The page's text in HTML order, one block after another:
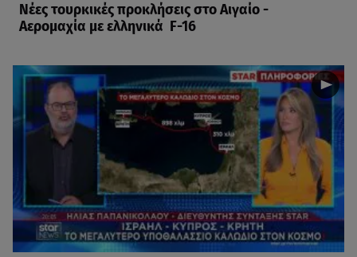
Νέες τουρκικές προκλήσεις στο Αιγαίο -
Αερομαχία με ελληνικά F-16